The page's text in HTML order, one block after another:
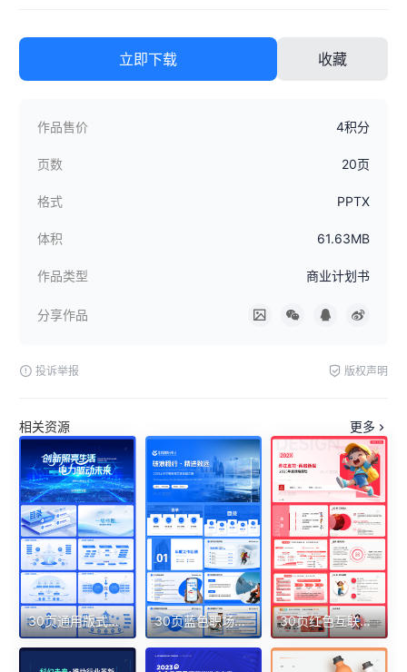
立即下载 收藏
作品售价 4积分
页数 20页
格式 PPTX
体积 61.63MB
作品类型 商业计划书
分享作品
投诉举报 版权声明
相关资源 更多
30页通用版式逻辑架构房子图目录页电网蓝色渐变科技感PPT 30页蓝色职场通用目录结构架构页等PPT模版 30页红色互联网项目规划短剧活动PPT模板